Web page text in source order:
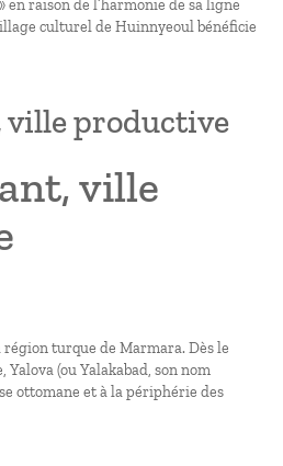
en raison de l’harmonie de sa ligne
culturel de Huinnyeoul bénéficie
ville productive
ville
région turque de Marmara. Dès le
(ou Yalakabad, son nom
ottomane et à la périphérie des